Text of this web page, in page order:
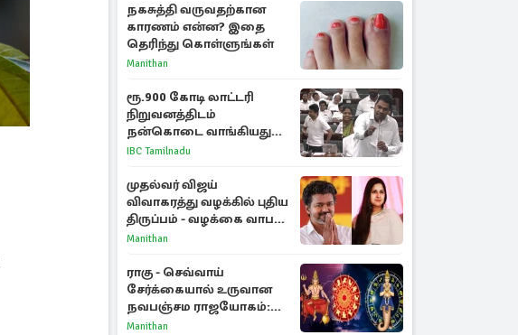
நகசுத்தி வருவதற்கான
காரணம் என்ன? இதை
தெரிந்து கொள்ளுங்கள்
Manithan
ரூ.900 கோடி லாட்டரி
நிறுவனத்திடம்
நன்கொடை வாங்கியது
ஏன்? உதயநிதி - ஆதவ்
IBC Tamilnadu
முதல்வர் விஜய்
விவாகரத்து வழக்கில் புதிய
திருப்பம் - வழக்கை வாபஸ்
பெற்ற சங்கீதா!
Manithan
ராகு - செவ்வாய்
சேர்க்கையால் உருவான
நவபஞ்சம ராஜயோகம்:
அதிர்ஷ்டம் பெறும் 3
Manithan